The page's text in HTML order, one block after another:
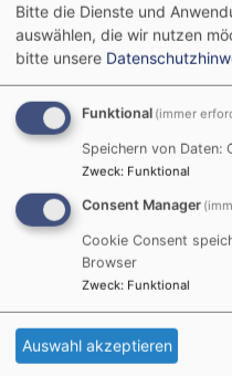
Bildrechte
Zusammen mit Dekan
Johannes Müller und
darauf, dass die
Johannistag fiel, der im
christliches
In ihrer Predigt ging
Täufer ein, nach dem
Johannes auf Jesus
Gotteshaus namens
Bitte die Dienste und
auswählen, die wir nutzen
bitte unsere
Funktional (immer
Speichern von Daten:
Zweck: Funktional
Consent Manager
Cookie Consent
Browser
Zweck: Funktional
Auswahl akzeptieren